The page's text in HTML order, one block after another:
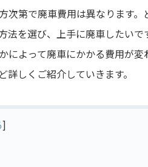
次第で廃車費用は異なります。
法を選び、上手に廃車したいで
によって廃車にかかる費用が変
しくご紹介していきます。
]